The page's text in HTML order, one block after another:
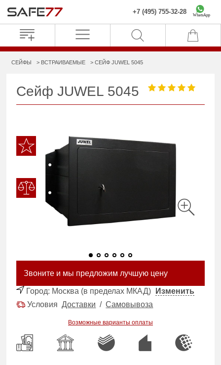
+7 (495) 755-32-28 WhatsApp
СЕЙФЫ ВСТРАИВАЕМЫЕ СЕЙФ JUWEL 5045
Сейф JUWEL 5045
Звоните и мы предложим лучшую цену
Город: Москва (в пределах МКАД)
Изменить
УсловияДоставки /Самовывоза
Возможные варианты оплаты